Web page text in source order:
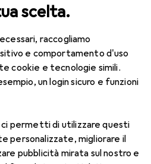
scelta.
raccogliamo
e comportamento d'uso
cookie e tecnologie simili.
un login sicuro e funzioni
permetti di utilizzare questi
migliorare il
pubblicità mirata sul nostro e
più HydraGlyde per l'astigmatismo
1 Immagine
per
Torico